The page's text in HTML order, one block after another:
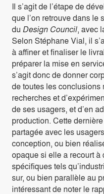
Il s’agit de l’étape de
que l’on retrouve dans le
du Design Council, avec
Selon Stéphane Vial, il
à affiner et finaliser le
préparer la mise en
s’agit donc de donner
de toutes les
recherches et
de ses usagers, et d’en
production. Cette
partagée avec les
conception, ou bien
opaque si elle a recourt
spécifiques tels
sur, ou bien parallèle au
intéressant de noter le